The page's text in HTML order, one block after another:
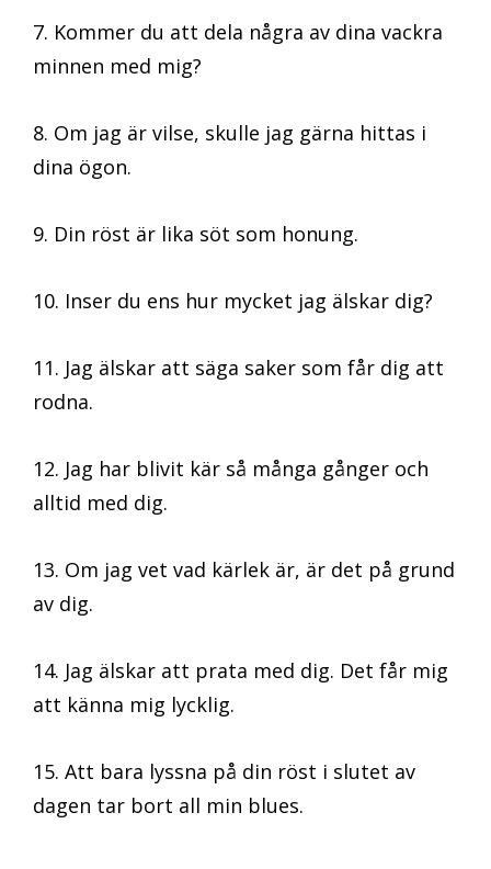
7. Kommer du att dela några av dina vackra
minnen med mig?
8. Om jag är vilse, skulle jag gärna hittas i
dina ögon.
9. Din röst är lika söt som honung.
10. Inser du ens hur mycket jag älskar dig?
11. Jag älskar att säga saker som får dig att
rodna.
12. Jag har blivit kär så många gånger och
alltid med dig.
13. Om jag vet vad kärlek är, är det på grund
av dig.
14. Jag älskar att prata med dig. Det får mig
att känna mig lycklig.
15. Att bara lyssna på din röst i slutet av
dagen tar bort all min blues.